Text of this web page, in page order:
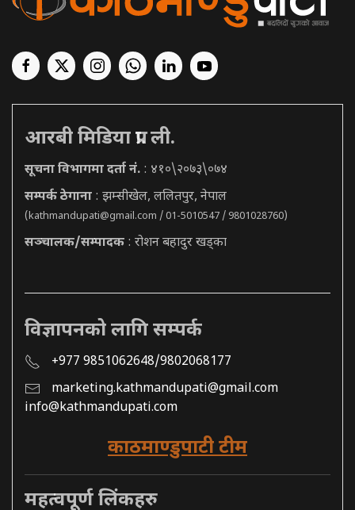
आरबी मिडिया प्रा. ली.
सूचना विभागमा दर्ता नं. : ४१०\२०७३\०७४
सम्पर्क ठेगाना : झम्सीखेल, ललितपुर, नेपाल
(kathmandupati@gmail.com / 01-5010547 / 9801028760)
सञ्चालक/सम्पादक : रोशन बहादुर खड्का
विज्ञापनको लागि सम्पर्क
+977 9851062648/9802068177
marketing.kathmandupati@gmail.com
info@kathmandupati.com
काठमाण्डुपाटी टीम
महत्वपूर्ण लिंकहरु